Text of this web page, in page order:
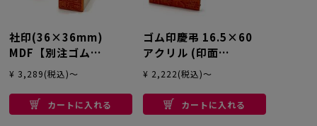
社印(36×36mm)
MDF【別注ゴム
印】
¥ 3,289(税込)～
カートに入れる
ゴム印慶弔 16.5×60
アクリル (印面
15×58.5mm) 【別注
ゴム印】
¥ 2,222(税込)～
カートに入れる